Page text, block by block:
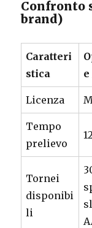
Confronto
brand)
Caratteri
stica
e
Licenza
Tempo
prelievo
Tornei
disponibi
li